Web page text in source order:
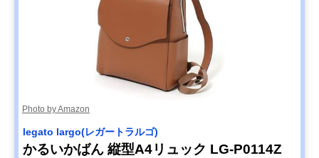
Photo by Amazon
legato largo(レガートラルゴ)
かるいかばん 縦型A4リュック LG-P0114Z